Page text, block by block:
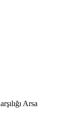
Arsa